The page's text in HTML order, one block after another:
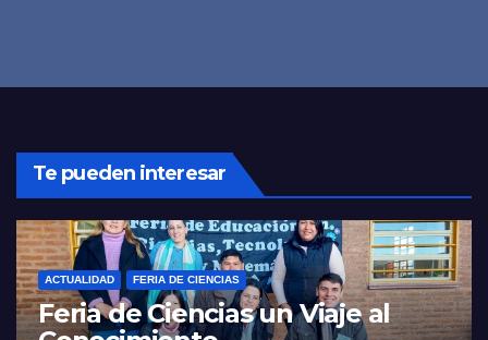
Te pueden interesar
ACTUALIDAD FERIA DE CIENCIAS
Feria de Ciencias un Viaje al